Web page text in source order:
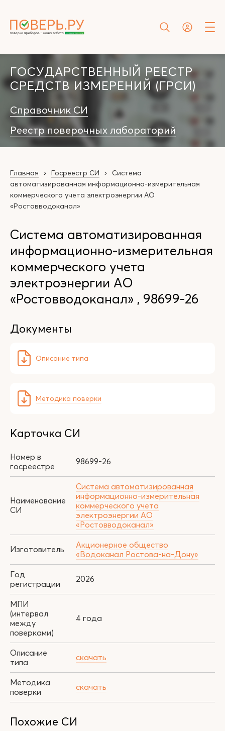
ГОСУДАРСТВЕННЫЙ РЕЕСТР
СРЕДСТВ ИЗМЕРЕНИЙ (ГРСИ)
Справочник СИ
Реестр поверочных лабораторий
Главная Госреестр СИ
Система
автоматизированная информационно-измерительная
коммерческого учета электроэнергии АО
«Ростовводоканал»
Система автоматизированная
информационно-измерительная
коммерческого учета
электроэнергии АО
«Ростовводоканал» , 98699-26
Документы
Описание типа
Методика поверки
Карточка СИ
Номер в
госреестре
98699-26
Наименование
СИ
Система автоматизированная
информационно-измерительная
коммерческого учета
электроэнергии АО
«Ростовводоканал»
Изготовитель
Акционерное общество
«Водоканал Ростова-на-Дону»
Год
регистрации
2026
МПИ
(интервал
между
поверками)
4 года
Описание
типа
скачать
Методика
поверки
скачать
Похожие СИ